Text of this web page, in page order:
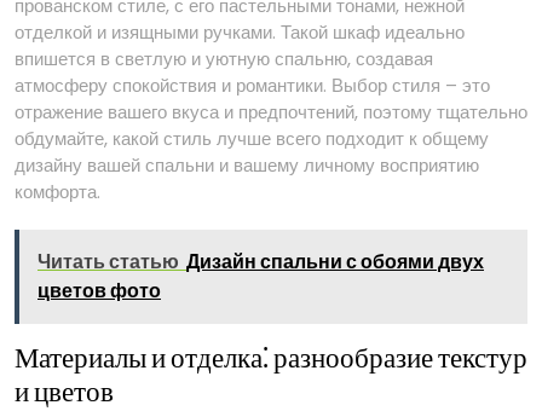
прованском стиле, с его пастельными тонами, нежной
отделкой и изящными ручками. Такой шкаф идеально
впишется в светлую и уютную спальню, создавая
атмосферу спокойствия и романтики. Выбор стиля – это
отражение вашего вкуса и предпочтений, поэтому тщательно
обдумайте, какой стиль лучше всего подходит к общему
дизайну вашей спальни и вашему личному восприятию
комфорта.
Читать статью Дизайн спальни с обоями двух
цветов фото
Материалы и отделка⁚ разнообразие текстур
и цветов